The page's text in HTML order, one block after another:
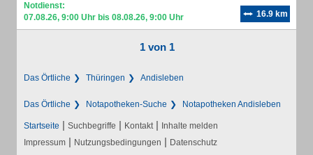
Notdienst:
07.08.26, 9:00 Uhr bis 08.08.26, 9:00 Uhr
16.9 km
1 von 1
Das Örtliche Thüringen Andisleben
Das Örtliche Notapotheken-Suche Notapotheken Andisleben
Startseite | Suchbegriffe | Kontakt | Inhalte melden
Impressum | Nutzungsbedingungen | Datenschutz